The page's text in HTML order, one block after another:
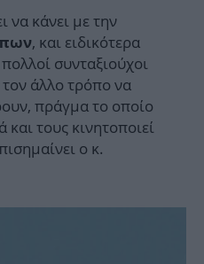
να κάνει με την
, και ειδικότερα
συνταξιούχοι
άλλο τρόπο να
πράγμα το οποίο
τους κινητοποιεί
ο κ.